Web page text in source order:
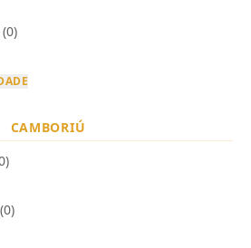
(0)
CAMBORIÚ
(0)